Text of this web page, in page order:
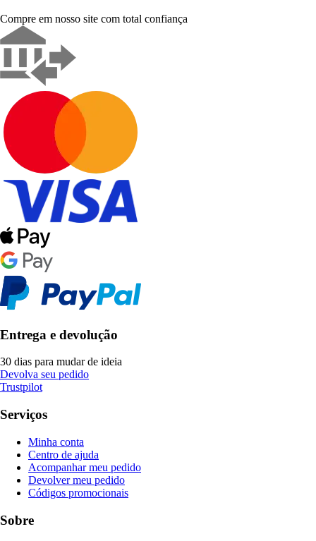
Compre em nosso site com total confiança
Entrega e devolução
30 dias para mudar de ideia
Devolva seu pedido
Trustpilot
Serviços
Minha conta
Centro de ajuda
Acompanhar meu pedido
Devolver meu pedido
Códigos promocionais
Sobre